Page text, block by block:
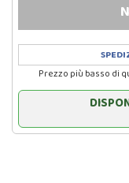
Prezzo più basso di